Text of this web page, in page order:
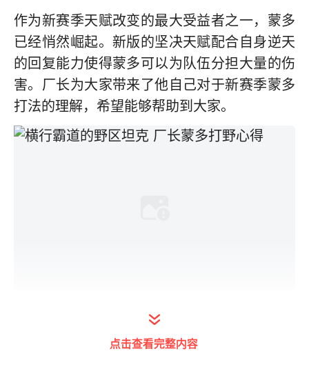
作为新赛季天赋改变的最大受益者之一，蒙多
已经悄然崛起。新版的坚决天赋配合自身逆天
的回复能力使得蒙多可以为队伍分担大量的伤
害。厂长为大家带来了他自己对于新赛季蒙多
打法的理解，希望能够帮助到大家。
点击查看完整内容